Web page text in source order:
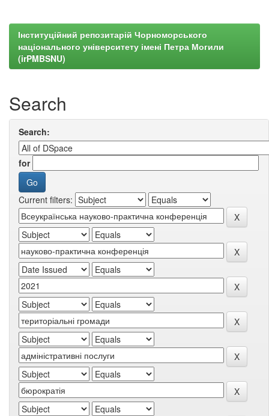
Інституційний репозитарій Чорноморського
національного університету імені Петра Могили
(irPMBSNU)
Search
Search:
for
Current filters: